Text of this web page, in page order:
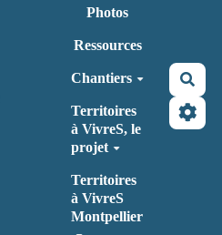
Photos
Ressources
Chantiers
Territoires
à VivreS, le
projet
Territoires
à VivreS
Montpellier